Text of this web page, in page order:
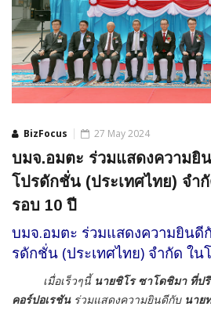
BizFocus 27 May 2024
บมจ.อมตะ ร่วมแสดงความยิ
โปรดักชั่น (ประเทศไทย) จำ
รอบ 10 ปี
บมจ.อมตะ ร่วมแสดงความยินดี
รดักชั่น (ประเทศไทย) จำกัด ใ
เมื่อเร็วๆนี้ นายชิโร ซาโดชิมา ที่ป
คอร์ปอเรชันร่วมแสดงความยินดีกับนาย